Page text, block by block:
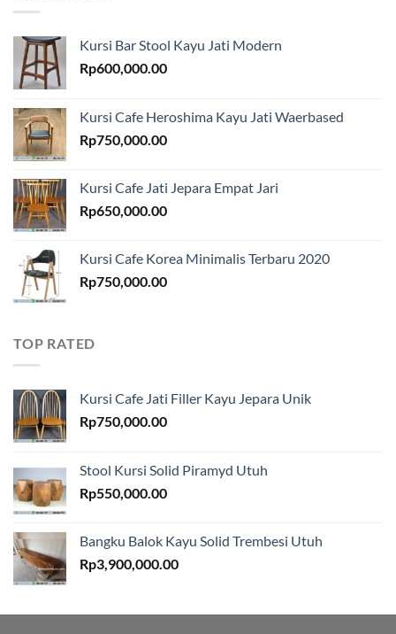
Kursi Bar Stool Kayu Jati Modern
Rp600,000.00
Kursi Cafe Heroshima Kayu Jati Waerbased
Rp750,000.00
Kursi Cafe Jati Jepara Empat Jari
Rp650,000.00
Kursi Cafe Korea Minimalis Terbaru 2020
Rp750,000.00
TOP RATED
Kursi Cafe Jati Filler Kayu Jepara Unik
Rp750,000.00
Stool Kursi Solid Piramyd Utuh
Rp550,000.00
Bangku Balok Kayu Solid Trembesi Utuh
Rp3,900,000.00